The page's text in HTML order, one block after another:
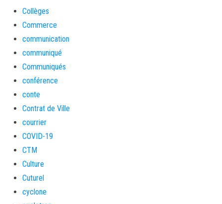
Collèges
Commerce
communication
communiqué
Communiqués
conférence
conte
Contrat de Ville
courrier
COVID-19
CTM
Culture
Cuturel
cyclone